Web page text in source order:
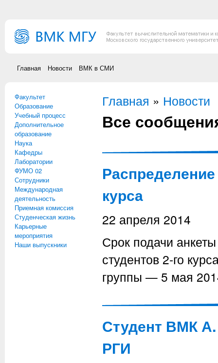
Главная Новости ВМК в СМИ
Факультет
Образование
Учебный процесс
Дополнительное
образование
Наука
Кафедры
Лаборатории
ФУМО 02
Сотрудники
Международная
деятельность
Приемная комиссия
Студенческая жизнь
Карьерные
мероприятия
Наши выпускники
Вы здесь
Главная » Новости
Все
курса
22 апреля 2014
Срок подачи
студентов 2-го
группы — 5 мая
Студент ВМК
РГИ